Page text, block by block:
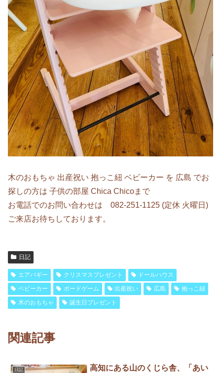
木のおもちゃ 出産祝い 抱っこ紐 ベビーカー を 広島 でお
探しの方は 子供の部屋 Chica Chicoまで
お電話でのお問い合わせは 082-251-1125 (定休 火曜日)
ご来店お待ちしております。
日記
エアバギー クリスマスプレゼント
ドールハウス
ベビーカー
ボードゲーム 出産祝い 広島
抱っこ紐
木のおもちゃ
誕生日プレゼント
関連記事
日記
高知にある山のくじら舎、「あい